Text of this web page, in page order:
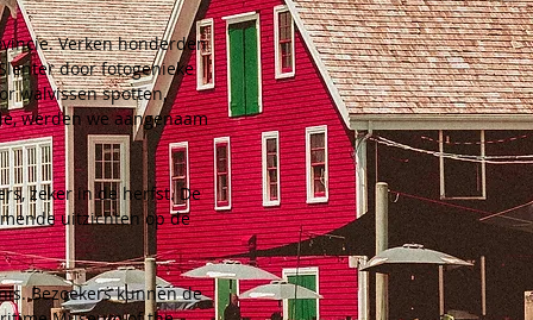
Verken honderden
door fotogenieke
walvissen spotten,
werden we aangenaam
zeker in de herfst. De
uitzichten op de
Bezoekers kunnen de